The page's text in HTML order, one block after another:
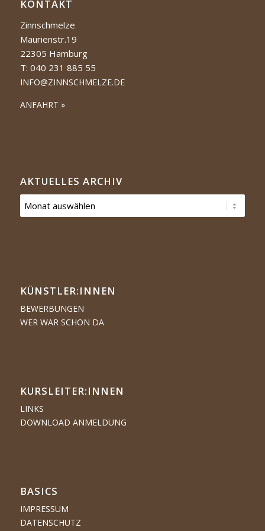
KONTAKT
Zinnschmelze
Maurienstr.19
22305 Hamburg
T: 040 231 885 55
INFO@ZINNSCHMELZE.DE
ANFAHRT »
AKTUELLES ARCHIV
KÜNSTLER:­­INNEN
BEWERBUNGEN
WER WAR SCHON DA
KURSLEITER:INNEN
LINKS
DOWNLOAD ANMELDUNG
BASICS
IMPRESSUM
DATENSCHUTZ